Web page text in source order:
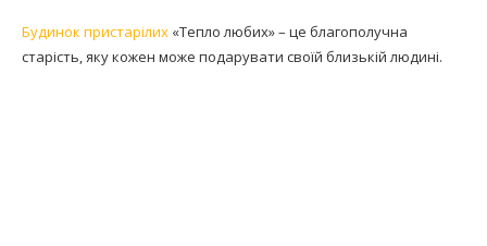
Будинок пристарілих «Тепло любих» – це благополучна
старість, яку кожен може подарувати своїй близькій людині.